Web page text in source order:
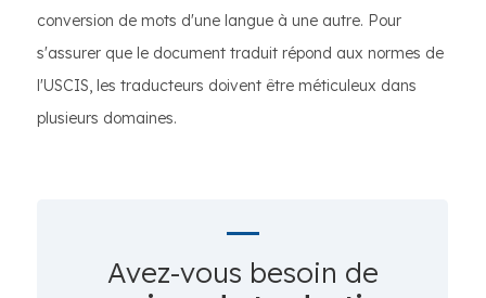
conversion de mots d'une langue à une autre. Pour
s'assurer que le document traduit répond aux normes de
l'USCIS, les traducteurs doivent être méticuleux dans
plusieurs domaines.
Avez-vous besoin de